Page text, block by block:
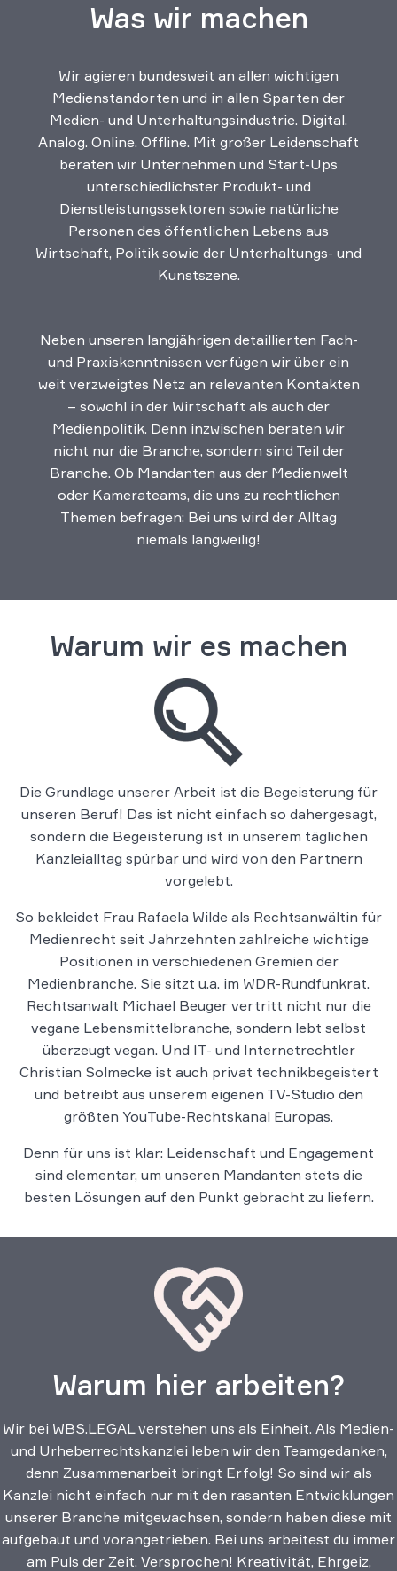
Was wir machen
Wir agieren bundesweit an allen wichtigen
Medienstandorten und in allen Sparten der
Medien- und Unterhaltungsindustrie. Digital.
Analog. Online. Offline. Mit großer Leidenschaft
beraten wir Unternehmen und Start-Ups
unterschiedlichster Produkt- und
Dienstleistungssektoren sowie natürliche
Personen des öffentlichen Lebens aus
Wirtschaft, Politik sowie der Unterhaltungs- und
Kunstszene.
Neben unseren langjährigen detaillierten Fach-
und Praxiskenntnissen verfügen wir über ein
weit verzweigtes Netz an relevanten Kontakten
– sowohl in der Wirtschaft als auch der
Medienpolitik. Denn inzwischen beraten wir
nicht nur die Branche, sondern sind Teil der
Branche. Ob Mandanten aus der Medienwelt
oder Kamerateams, die uns zu rechtlichen
Themen befragen: Bei uns wird der Alltag
niemals langweilig!
Warum wir es machen
Die Grundlage unserer Arbeit ist die Begeisterung für
unseren Beruf! Das ist nicht einfach so dahergesagt,
sondern die Begeisterung ist in unserem täglichen
Kanzleialltag spürbar und wird von den Partnern
vorgelebt.
So bekleidet Frau Rafaela Wilde als Rechtsanwältin für
Medienrecht seit Jahrzehnten zahlreiche wichtige
Positionen in verschiedenen Gremien der
Medienbranche. Sie sitzt u.a. im WDR-Rundfunkrat.
Rechtsanwalt Michael Beuger vertritt nicht nur die
vegane Lebensmittelbranche, sondern lebt selbst
überzeugt vegan. Und IT- und Internetrechtler
Christian Solmecke ist auch privat technikbegeistert
und betreibt aus unserem eigenen TV-Studio den
größten YouTube-Rechtskanal Europas.
Denn für uns ist klar: Leidenschaft und Engagement
sind elementar, um unseren Mandanten stets die
besten Lösungen auf den Punkt gebracht zu liefern.
Warum hier arbeiten?
Wir bei WBS.LEGAL verstehen uns als Einheit. Als Medien-
und Urheberrechtskanzlei leben wir den Teamgedanken,
denn Zusammenarbeit bringt Erfolg! So sind wir als
Kanzlei nicht einfach nur mit den rasanten Entwicklungen
unserer Branche mitgewachsen, sondern haben diese mit
aufgebaut und vorangetrieben. Bei uns arbeitest du immer
am Puls der Zeit. Versprochen! Kreativität, Ehrgeiz,